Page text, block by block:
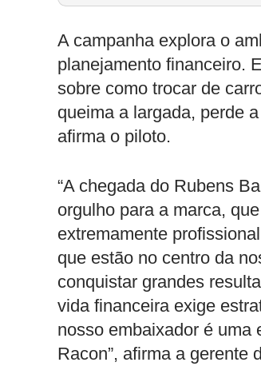
A campanha explora o
planejamento financeiro.
sobre como trocar de
queima a largada, perde
afirma o piloto.
“A chegada do Rubens
orgulho para a marca,
extremamente
que estão no centro da
conquistar grandes
vida financeira exige
nosso embaixador é uma
Racon”, afirma a gerente